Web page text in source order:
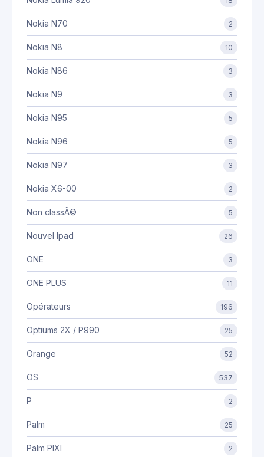
Nokia N70 2
Nokia N8 10
Nokia N86 3
Nokia N9 3
Nokia N95 5
Nokia N96 5
Nokia N97 3
Nokia X6-00 2
Non classÃ© 5
Nouvel Ipad 26
ONE 3
ONE PLUS 11
Opérateurs 196
Optiums 2X / P990 25
Orange 52
OS 537
P 2
Palm 25
Palm PIXI 2